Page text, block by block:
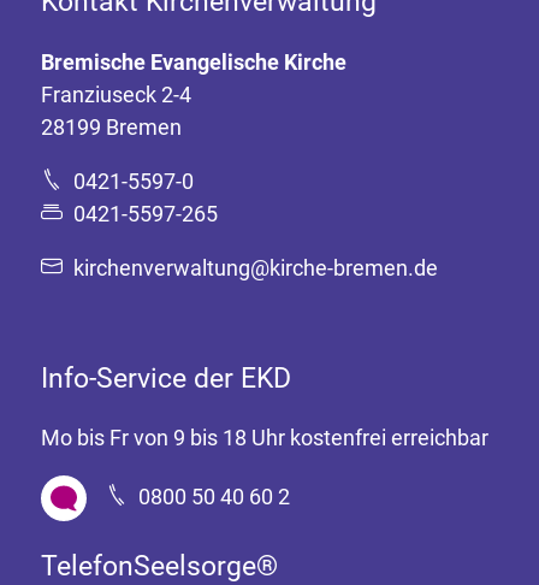
Bremische Evangelische Kirche
Franziuseck 2-4
28199 Bremen
0421-5597-0
0421-5597-265
kirchenverwaltung@kirche-bremen.de
Info-Service der EKD
Mo bis Fr von 9 bis 18 Uhr kostenfrei erreichbar
0800 50 40 60 2
TelefonSeelsorge®